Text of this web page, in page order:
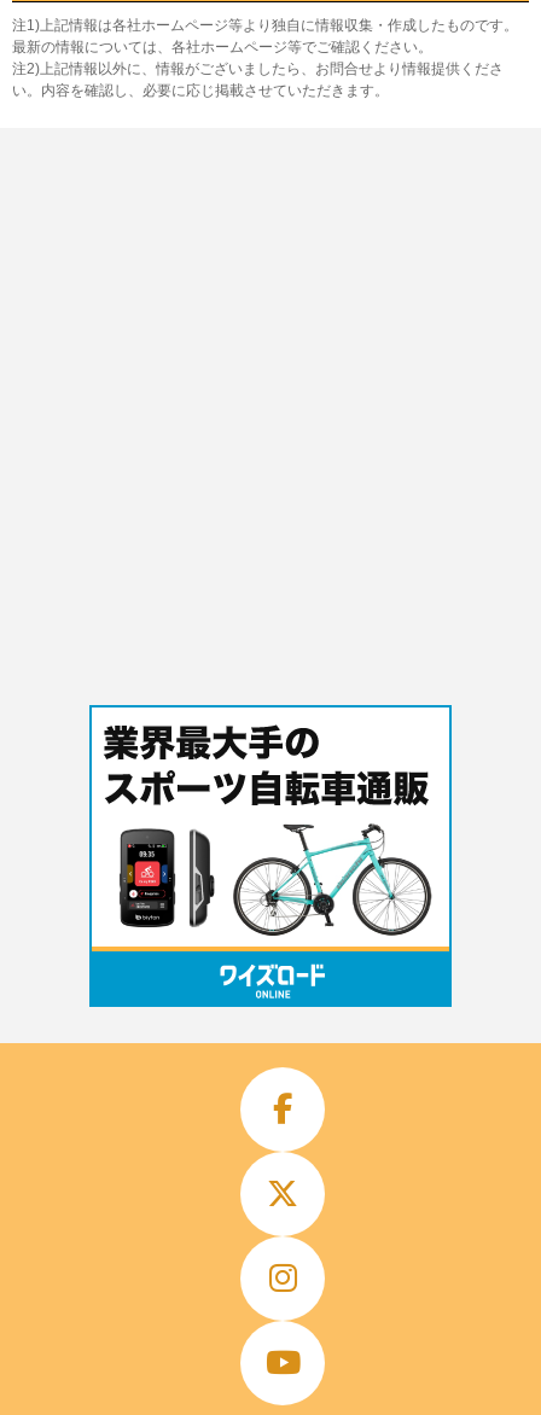
注1)上記情報は各社ホームページ等より独自に情報収集・作成したものです。
最新の情報については、各社ホームページ等でご確認ください。
注2)上記情報以外に、情報がございましたら、お問合せより情報提供くださ
い。内容を確認し、必要に応じ掲載させていただきます。